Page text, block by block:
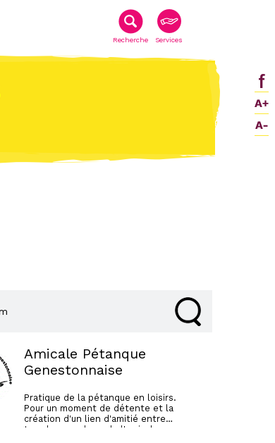
Recherche Services
Amicale Pétanque
Genestonnaise
Pratique de la pétanque en loisirs.
Pour un moment de détente et la
création d'un lien d'amitié entre
tous les membres de l'amicale.